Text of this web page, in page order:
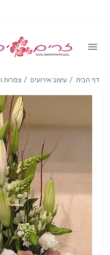
דף הבית עיצוב אירועים צמרות